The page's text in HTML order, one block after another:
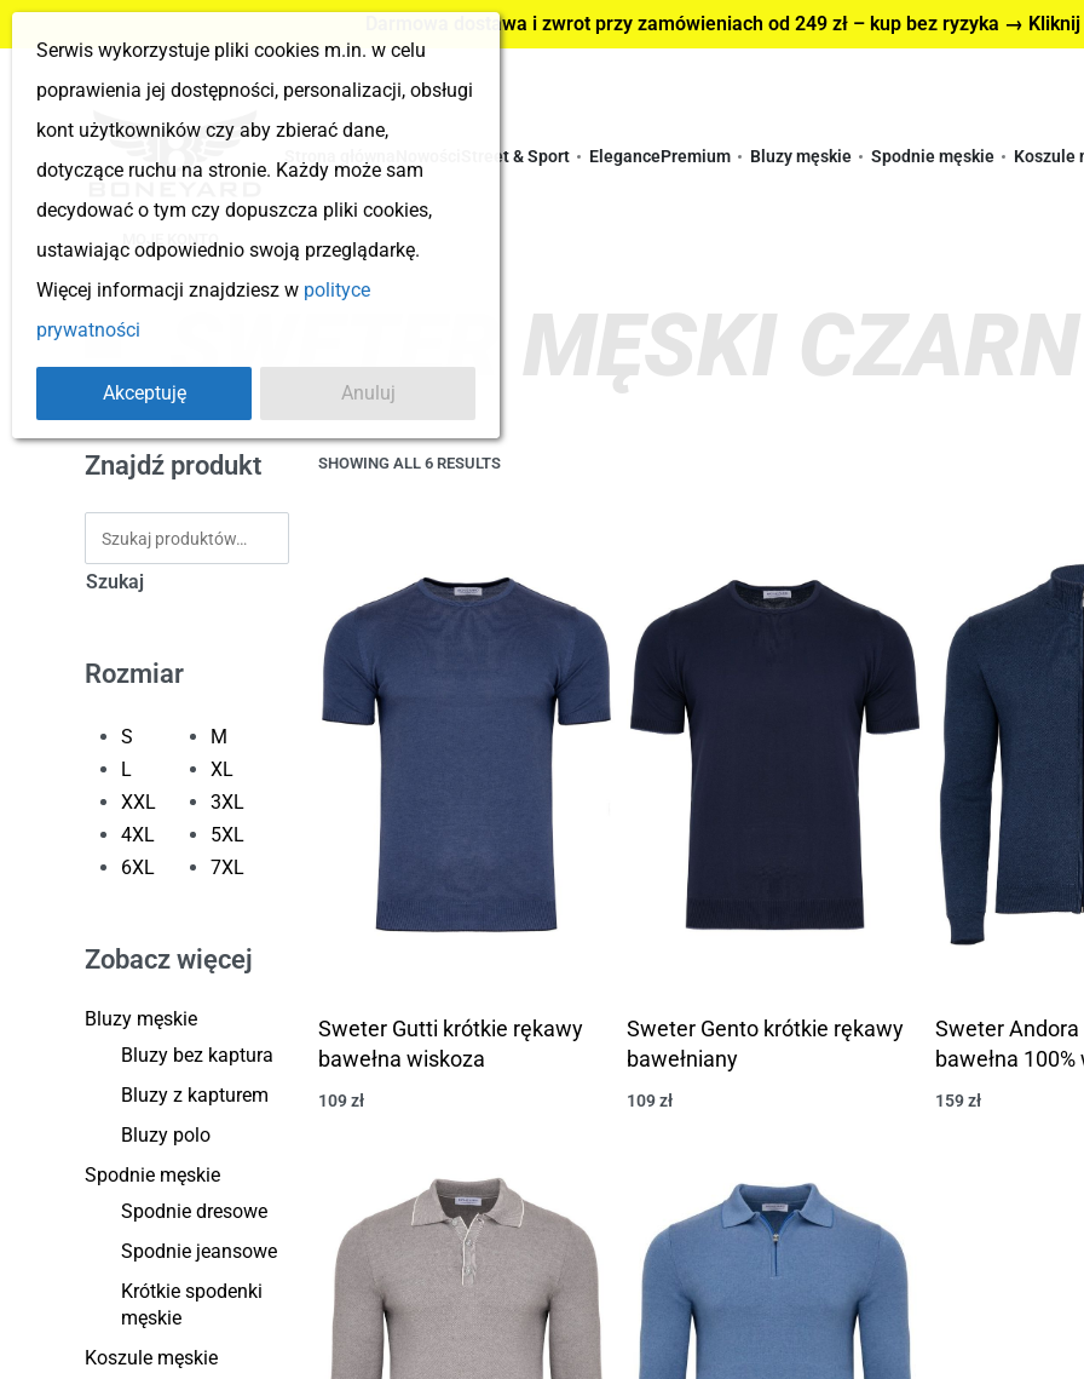
Darmowa dostawa i zwrot przy zamówieniach od 249 zł – kup bez ryzyka →
Street & Sport ElegancePremium Bluzy męskie Spodnie męskie Koszule
MOJE KONTO
SWETER MĘSKI
Znajdź produkt
Szukaj
Rozmiar
S
M
L
XL
XXL
3XL
4XL
5XL
6XL
7XL
Zobacz więcej
Bluzy męskie
Bluzy bez kaptura
Bluzy z kapturem
Bluzy polo
Spodnie męskie
Spodnie dresowe
Spodnie jeansowe
Krótkie spodenki
męskie
Koszule męskie
SHOWING ALL 6 RESULTS
Sweter Gutti krótkie rękawy
bawełna wiskoza
109zł
Sweter Gento krótkie rękawy
bawełniany
109zł
Sweter
bawełna 100%
159zł
Serwis wykorzystuje pliki cookies m.in. w celu
poprawienia jej dostępności, personalizacji, obsługi
kont użytkowników czy aby zbierać dane,
dotyczące ruchu na stronie. Każdy może sam
decydować o tym czy dopuszcza pliki cookies,
ustawiając odpowiednio swoją przeglądarkę.
Więcej informacji znajdziesz w polityce
prywatności
Akceptuję Anuluj